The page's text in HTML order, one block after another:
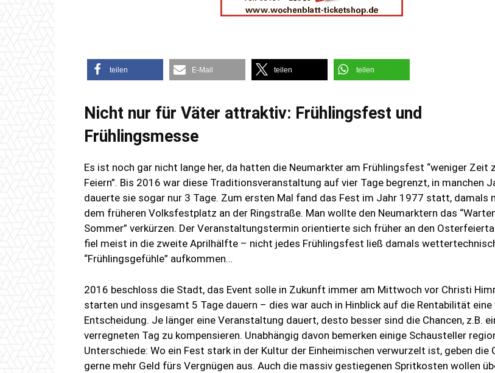
teilen E-Mail teilen teilen
Nicht nur für Väter attraktiv: Frühlingsfest und
Frühlingsmesse
Es ist noch gar nicht lange her, da hatten die Neumarkter am Frühlingsfest “weniger Zeit
Feiern”. Bis 2016 war diese Traditionsveranstaltung auf vier Tage begrenzt, in manchen
dauerte sie sogar nur 3 Tage. Zum ersten Mal fand das Fest im Jahr 1977 statt, damals
dem früheren Volksfestplatz an der Ringstraße. Man wollte den Neumarktern das
Sommer” verkürzen. Der Veranstaltungstermin orientierte sich früher an den
fiel meist in die zweite Aprilhälfte – nicht jedes Frühlingsfest ließ damals
“Frühlingsgefühle” aufkommen…
2016 beschloss die Stadt, das Event solle in Zukunft immer am Mittwoch vor Christi
starten und insgesamt 5 Tage dauern – dies war auch in Hinblick auf die Rentabilität
Entscheidung. Je länger eine Veranstaltung dauert, desto besser sind die Chancen, z.B.
verregneten Tag zu kompensieren. Unabhängig davon bemerken einige Schausteller
Unterschiede: Wo ein Fest stark in der Kultur der Einheimischen verwurzelt ist, geben die
gerne mehr Geld fürs Vergnügen aus. Auch die massiv gestiegenen Spritkosten wollen